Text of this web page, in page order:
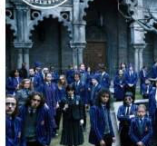
23 ноября 2022
7 серия- Chapter
23 ноября 2022
8 серия- Chapter
23 ноября 2022